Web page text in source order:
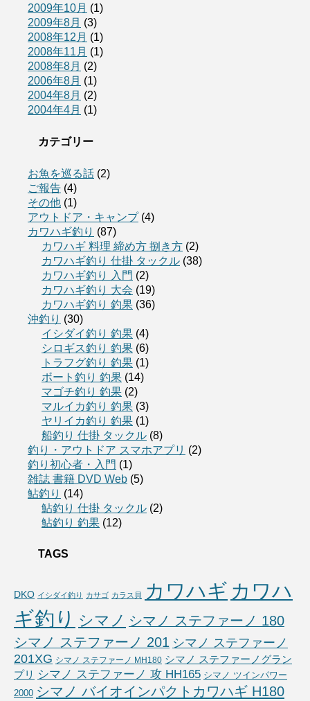
2009年10月 (1)
2009年8月 (3)
2008年12月 (1)
2008年11月 (1)
2008年8月 (2)
2006年8月 (1)
2004年8月 (2)
2004年4月 (1)
カテゴリー
お魚を巡る話 (2)
ご報告 (4)
その他 (1)
アウトドア・キャンプ(4)
カワハギ釣り (87)
カワハギ 料理 締め方 捌き方 (2)
カワハギ釣り 仕掛 タックル (38)
カワハギ釣り 入門 (2)
カワハギ釣り 大会 (19)
カワハギ釣り 釣果 (36)
沖釣り (30)
イシダイ釣り 釣果 (4)
シロギス釣り 釣果 (6)
トラフグ釣り 釣果 (1)
ボート釣り 釣果 (14)
マゴチ釣り 釣果 (2)
マルイカ釣り 釣果 (3)
ヤリイカ釣り 釣果 (1)
船釣り 仕掛 タックル (8)
釣り・アウトドア スマホアプリ (2)
釣り初心者・入門 (1)
雑誌 書籍 DVD Web (5)
鮎釣り (14)
鮎釣り 仕掛 タックル (2)
鮎釣り 釣果 (12)
TAGS
DKO イシダイ釣り カサゴ カラス貝 カワハギ カワハ
ギ釣り シマノ シマノ ステファーノ 180
シマノ ステファーノ 201 シマノ ステファーノ
201XG シマノ ステファーノ MH180 シマノ ステファーノグラン
プリ シマノ ステファーノ 攻 HH165 シマノ ツインパワー
2000 シマノ バイオインパクトカワハギ H180